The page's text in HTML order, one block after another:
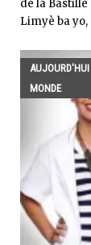
de la
Limyè ba yo,
AUJOURD'HUI
MONDE